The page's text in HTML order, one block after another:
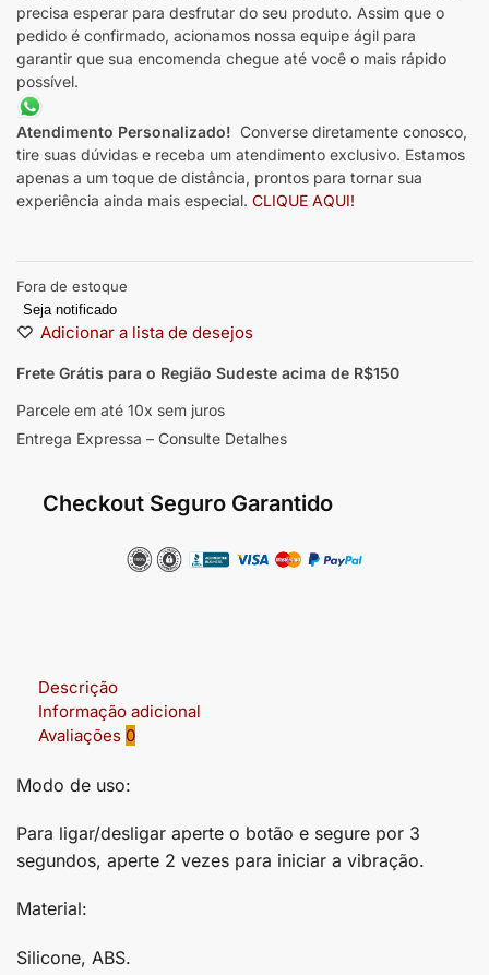
precisa esperar para desfrutar do seu produto. Assim que o
pedido é confirmado, acionamos nossa equipe ágil para
garantir que sua encomenda chegue até você o mais rápido
possível.
Atendimento Personalizado! Converse diretamente conosco,
tire suas dúvidas e receba um atendimento exclusivo. Estamos
apenas a um toque de distância, prontos para tornar sua
experiência ainda mais especial. CLIQUE AQUI!
Fora de estoque
Seja notificado
Adicionar a lista de desejos
Frete Grátis para o Região Sudeste acima de R$150
Parcele em até 10x sem juros
Entrega Expressa – Consulte Detalhes
Checkout Seguro Garantido
Descrição
Informação adicional
Avaliações 0
Modo de uso:
Para ligar/desligar aperte o botão e segure por 3
segundos, aperte 2 vezes para iniciar a vibração.
Material:
Silicone, ABS.